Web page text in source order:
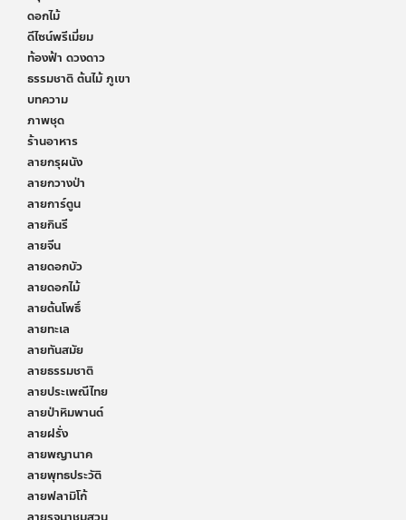
ดอกไม้
ดีไซน์พรีเมี่ยม
ท้องฟ้า ดวงดาว
ธรรมชาติ ต้นไม้ ภูเขา
บทความ
ภาพชุด
ร้านอาหาร
ลายกรุผนัง
ลายกวางป่า
ลายการ์ตูน
ลายกินรี
ลายจีน
ลายดอกบัว
ลายดอกไม้
ลายต้นโพธิ์
ลายทะเล
ลายทันสมัย
ลายธรรมชาติ
ลายประเพณีไทย
ลายป่าหิมพานต์
ลายฝรั่ง
ลายพญานาค
ลายพุทธประวัติ
ลายฟลามิโก้